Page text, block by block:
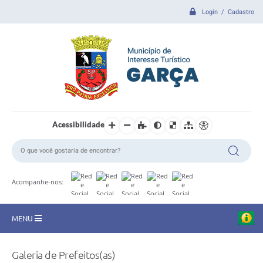
Login / Cadastro
Acessibilidade
Acompanhe-nos:
MENU
CIDADE
Galeria de Prefeitos(as)